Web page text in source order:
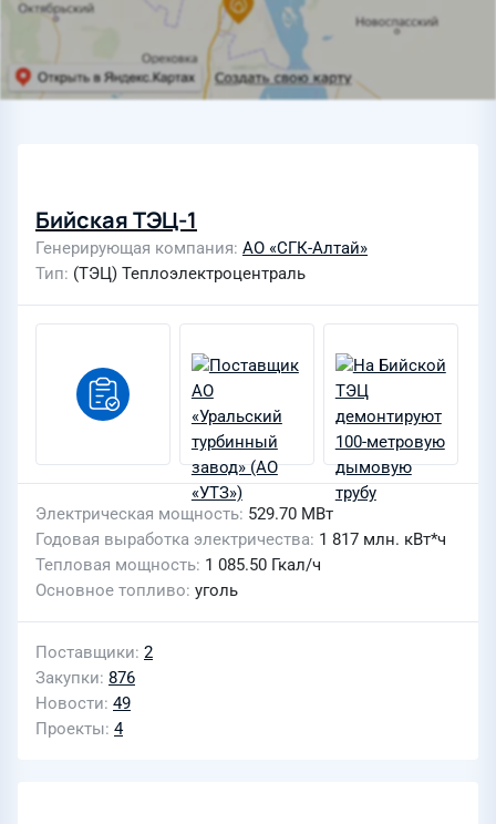
Бийская ТЭЦ-1
Генерирующая компания АО «СГК-Алтай»
Тип (ТЭЦ) Теплоэлектроцентраль
Электрическая мощность 529.70 МВт
Годовая выработка электричества 1 817 млн. кВт*ч
Тепловая мощность 1 085.50 Гкал/ч
Основное топливо уголь
Поставщики 2
Закупки 876
Новости 49
Проекты 4